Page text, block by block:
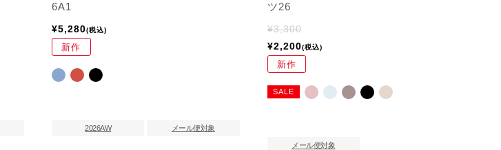
6A1
¥5,280 税込
新作
2026AW メール便対象
ツ26
¥3,300
¥2,200 税込
新作
SALE
メール便対象